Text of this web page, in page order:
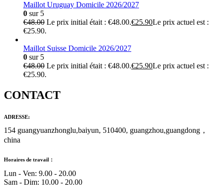
Maillot Uruguay Domicile 2026/2027
0 sur 5
€48.00 Le prix initial était : €48.00.€25.90Le prix actuel est :
€25.90.
Maillot Suisse Domicile 2026/2027
0 sur 5
€48.00 Le prix initial était : €48.00.€25.90Le prix actuel est :
€25.90.
CONTACT
ADRESSE:
154 guangyuanzhonglu,baiyun, 510400, guangzhou,guangdong，
china
Horaires de travail：
Lun - Ven: 9.00 - 20.00
Sam - Dim: 10.00 - 20.00